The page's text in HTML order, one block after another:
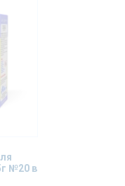
№20 в